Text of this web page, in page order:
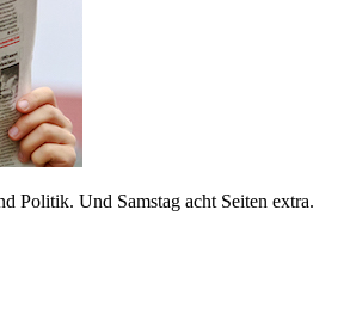
Politik. Und Samstag acht Seiten extra.